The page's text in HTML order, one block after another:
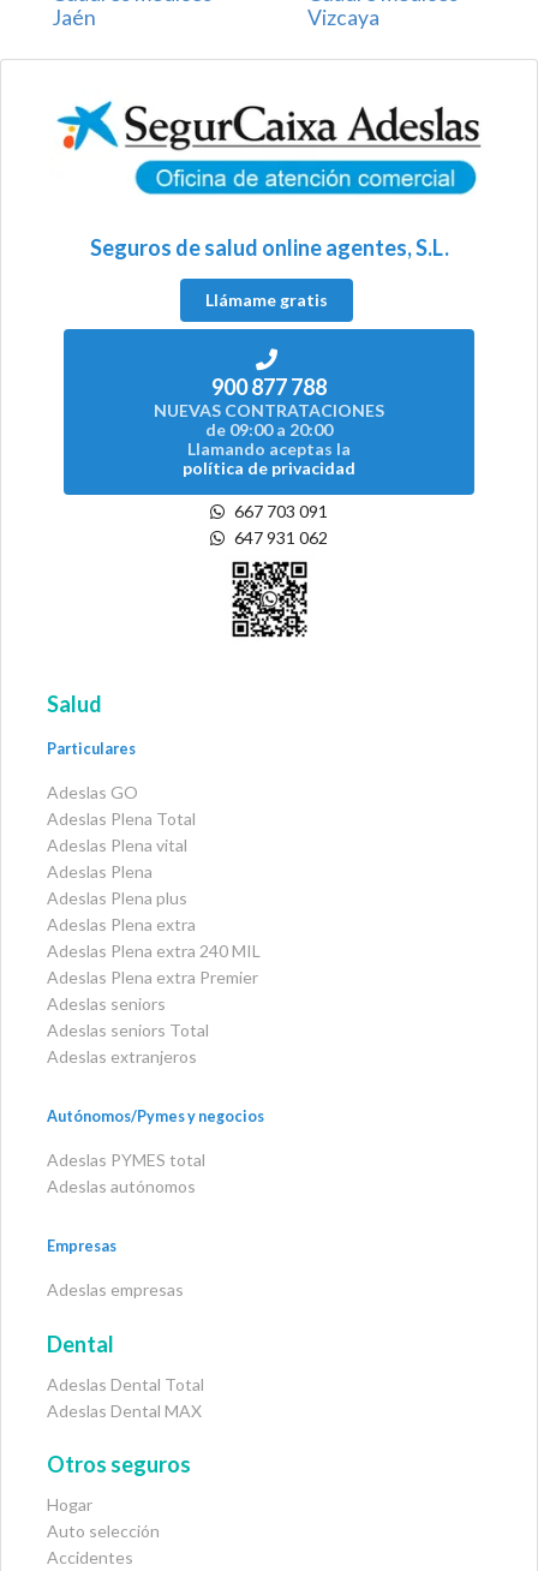
Jaén
Vizcaya
Seguros de salud online agentes, S.L.
Llámame gratis
900 877 788
NUEVAS CONTRATACIONES
de 09:00 a 20:00
Llamando aceptas la
política de privacidad
667 703 091
647 931 062
Salud
Particulares
Adeslas GO
Adeslas Plena Total
Adeslas Plena vital
Adeslas Plena
Adeslas Plena plus
Adeslas Plena extra
Adeslas Plena extra 240 MIL
Adeslas Plena extra Premier
Adeslas seniors
Adeslas seniors Total
Adeslas extranjeros
Autónomos/Pymes y negocios
Adeslas PYMES total
Adeslas autónomos
Empresas
Adeslas empresas
Dental
Adeslas Dental Total
Adeslas Dental MAX
Otros seguros
Hogar
Auto selección
Accidentes